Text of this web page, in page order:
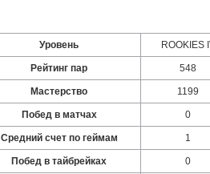
Уровень ROOKIES
Рейтинг пар 548
Мастерство 1199
Побед в матчах 0
Средний счет по геймам 1
Побед в тайбрейках 0